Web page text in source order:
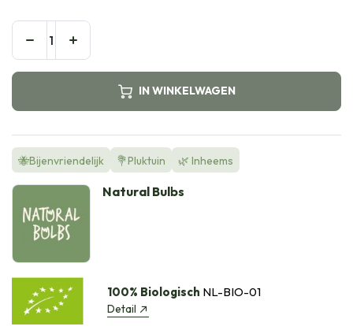
IN WINKELWAGEN
🐝Bijenvriendelijk 💐Pluktuin 🌿 Inheems
Natural Bulbs
100% Biologisch NL-BIO-01
Detail